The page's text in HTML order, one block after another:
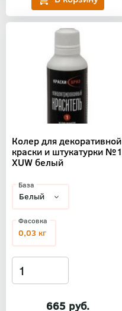
Колер для декоративной
краски и штукатурки №1
XUW белый
665 руб.
База
Фасовка
0,03 кг